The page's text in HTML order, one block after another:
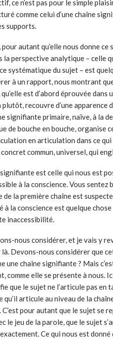
ce n’est pas pour le simple
comme celui d’une chaîne
supports.
pour autant qu’elle nous donne
la perspective analytique – celle
systématique du sujet – est
à un rapport, nous montrant
est d’abord éprouvée
recouvre d’une apparence
signifiante primaire, naïve, à la
de bouche en bouche, organise
en articulation dans ce
commun, universel, qui
signifiante est celle qui nous est
à la conscience. Vous
de la première chaîne est
à la conscience est quelque
inaccessibilité.
nous considérer, et je vais y
Devons-nous considérer que
une chaîne signifiante ? Mais
comme elle se présente à nous.
que le sujet ne l’articule pas en
qu’il articule au niveau de la
pour autant que le sujet se
le jeu de la parole, que le sujet
Ce qui nous est